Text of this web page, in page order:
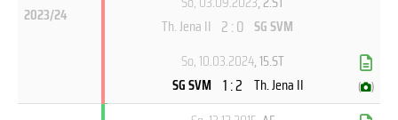
2023/24
Th. Jena II 2 : 0 SG SVM
So, 10.03.2024, 15.ST
SG SVM 1 : 2 Th. Jena II ( )